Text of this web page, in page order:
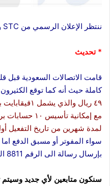
ننتظر الإعلان الرسمي من STC والتوضيح لهذا الإعلان ..
* تحديث
قامت الاتصالات السعودية
كاملة حيث أنه كما توقع
مع إمكانية
لمدة شهرين من تاريخ التفعيل
سواء المفوتر أو مسبق الدفع
بإرسال رسالة الى الرقم 8811 الى 902.
سنكون متابعين لأي جديد